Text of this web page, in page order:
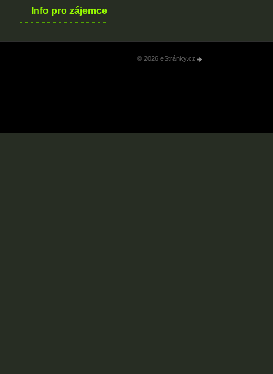
Info pro zájemce
© 2026 eStránky.cz